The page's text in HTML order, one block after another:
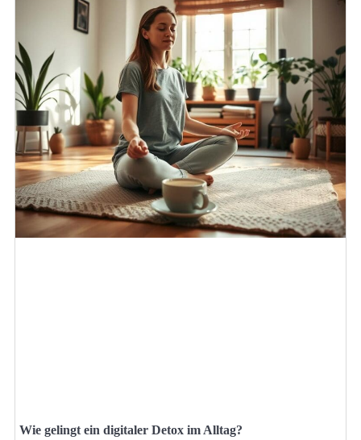
Wie gelingt ein digitaler Detox im Alltag?